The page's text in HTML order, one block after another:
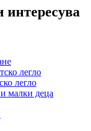
легло
легло
малки деца